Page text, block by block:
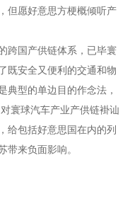
但愿好意思方梗概倾听产
国产供链体系，已毕寰
既安全又便利的交通和物
典型的单边目的作念法，
寰球汽车产业产供链褂讪
给包括好意思国在内的列
来负面影响。